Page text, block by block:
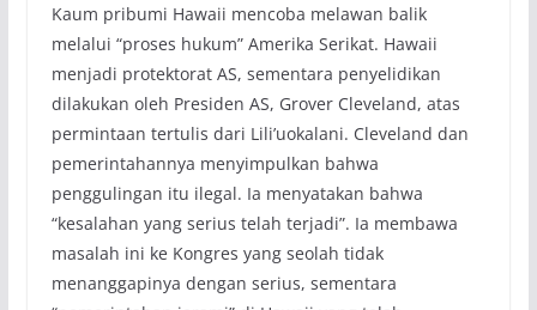
Kaum pribumi Hawaii mencoba melawan balik
melalui “proses hukum” Amerika Serikat. Hawaii
menjadi protektorat AS, sementara penyelidikan
dilakukan oleh Presiden AS, Grover Cleveland, atas
permintaan tertulis dari Lili’uokalani. Cleveland dan
pemerintahannya menyimpulkan bahwa
penggulingan itu ilegal. Ia menyatakan bahwa
“kesalahan yang serius telah terjadi”. Ia membawa
masalah ini ke Kongres yang seolah tidak
menanggapinya dengan serius, sementara